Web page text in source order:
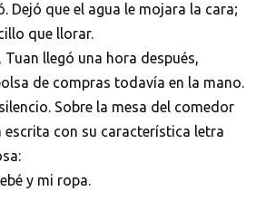
Dejó que el agua le mojara la cara;
que llorar.
llegó una hora después,
de compras todavía en la mano.
Sobre la mesa del comedor
escrita con su característica letra
y mi ropa.